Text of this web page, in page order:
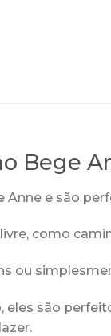
Bege
e são
como
ou
são